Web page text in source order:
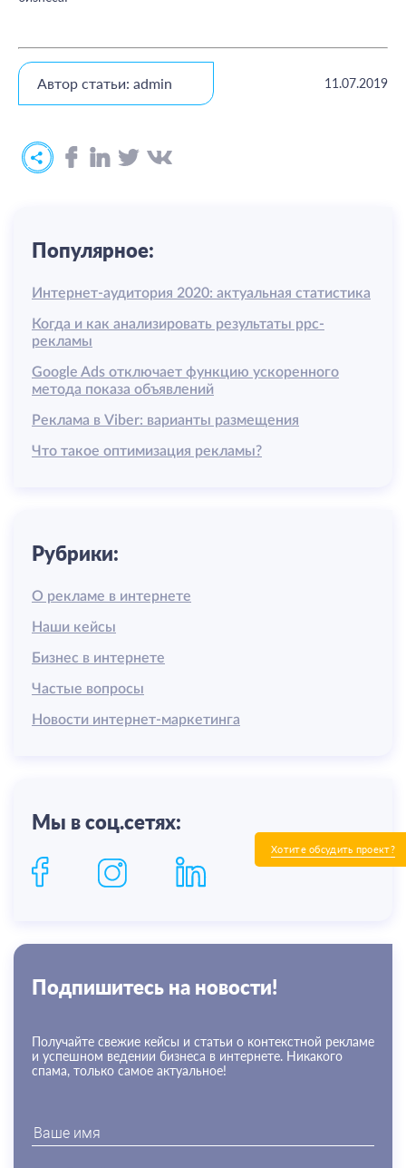
Хотите обсудить проект?
Автор статьи: admin 11.07.2019
Популярное:
Интернет-аудитория 2020: актуальная статистика
Когда и как анализировать результаты ррс-
рекламы
Google Ads отключает функцию ускоренного
метода показа объявлений
Реклама в Viber: варианты размещения
Что такое оптимизация рекламы?
Рубрики:
О рекламе в интернете
Наши кейсы
Бизнес в интернете
Частые вопросы
Новости интернет-маркетинга
Мы в соц.сетях:
Подпишитесь на новости!
Получайте свежие кейсы и статьи о контекстной рекламе
и успешном ведении бизнеса в интернете. Никакого
спама, только самое актуальное!